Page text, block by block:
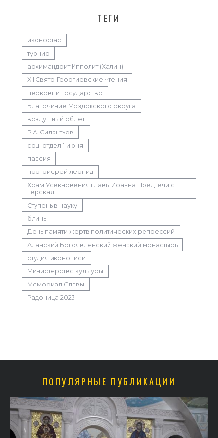
ТЕГИ
иконостас
турнир
архимандрит Ипполит (Халин)
XII Свято-Георгиевские Чтения
церковь и государство
Благочиние Моздокского округа
воздушный облет
Р.А. Силантьев
соц. отдел 1 июня
пассия
протоиерей леонид
Храм Усекновения главы Иоанна Предтечи ст.
Терская
Ступень в науку
блины
День памяти жертв политических репрессий
Аланский Богоявленский женский монастырь
студия иконописи
Министерство культуры
Мемориал Славы
Радоница 2023
ПОПУЛЯРНЫЕ ПУБЛИКАЦИИ